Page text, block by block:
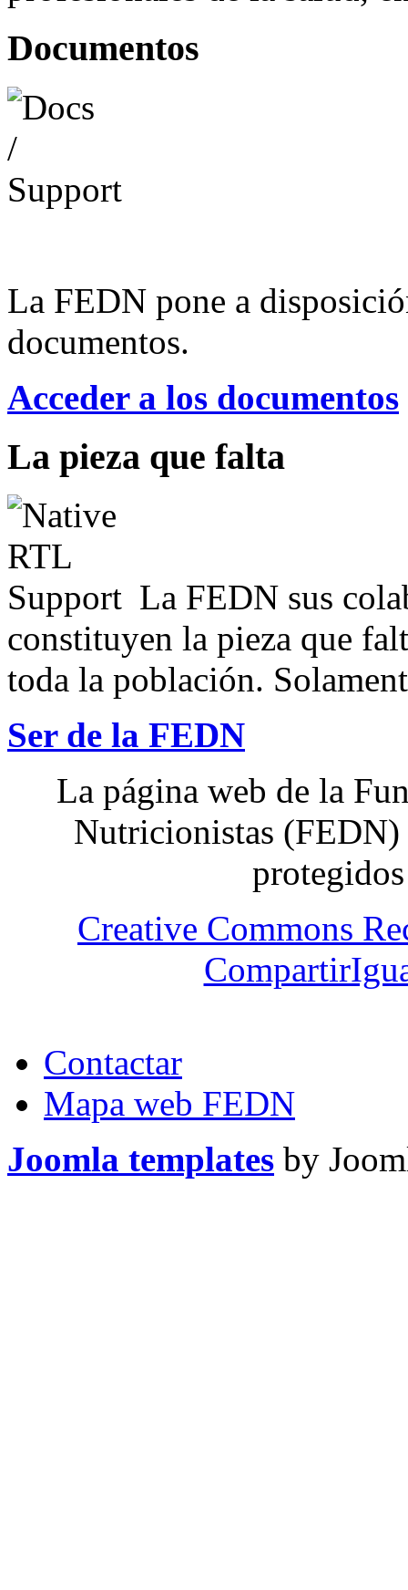
Documentos
La FEDN pone a
documentos.
Acceder a los documentos
La pieza que falta
La FEDN sus
constituyen la pieza que
toda la población.
Ser de la FEDN
La página web de la
Nutricionistas (FEDN)
Creative Commons
Contactar
Mapa web FEDN
Joomla templates by